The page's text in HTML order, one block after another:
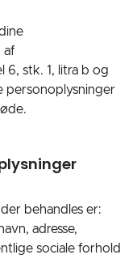
af
6, stk. 1, litra b og
personoplysninger
behandles er:
adresse,
sociale forhold